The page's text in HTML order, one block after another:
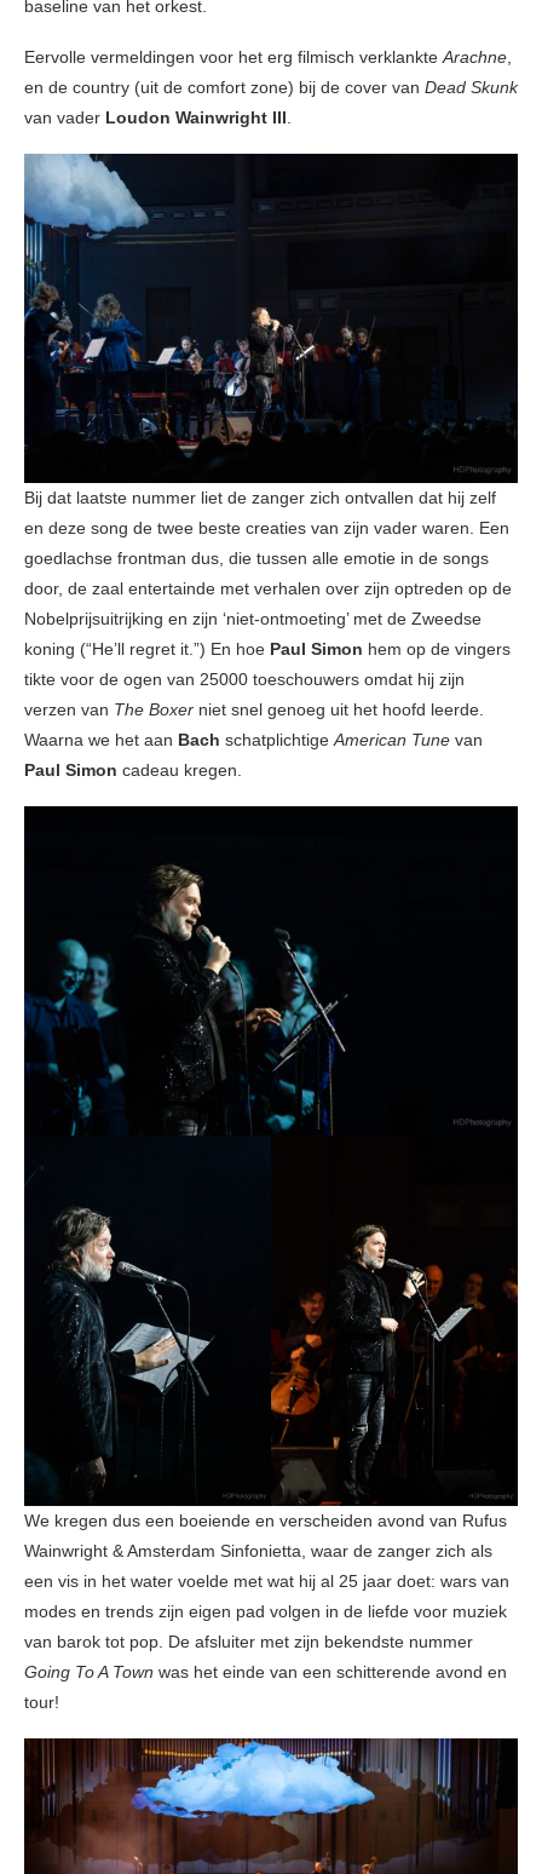
baseline van het orkest.
Eervolle vermeldingen voor het erg filmisch verklankteArachne,
en de country (uit de comfort zone) bij de cover van Dead Skunk
van vader Loudon Wainwright III.
Bij dat laatste nummer liet de zanger zich ontvallen dat hij zelf
en deze song de twee beste creaties van zijn vader waren. Een
goedlachse frontman dus, die tussen alle emotie in de songs
door, de zaal entertainde met verhalen over zijn optreden op de
Nobelprijsuitrijking en zijn ‘niet-ontmoeting’ met de Zweedse
koning (“He’ll regret it.”) En hoe Paul Simon hem op de vingers
tikte voor de ogen van 25000 toeschouwers omdat hij zijn
verzen van The Boxer niet snel genoeg uit het hoofd leerde.
Waarna we het aan Bach schatplichtigeAmerican Tune van
Paul Simon cadeau kregen.
We kregen dus een boeiende en verscheiden avond van Rufus
Wainwright & Amsterdam Sinfonietta, waar de zanger zich als
een vis in het water voelde met wat hij al 25 jaar doet: wars van
modes en trends zijn eigen pad volgen in de liefde voor muziek
van barok tot pop. De afsluiter met zijn bekendste nummer
Going To A Town was het einde van een schitterende avond en
tour!